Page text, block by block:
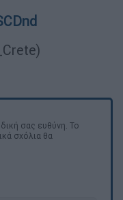
σας ευθύνη. Το
σχόλια θα